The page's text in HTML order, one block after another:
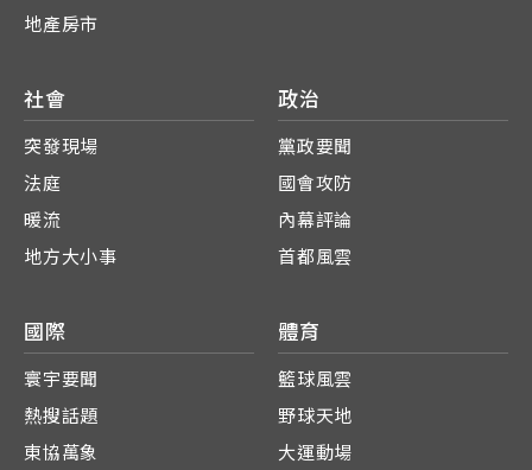
地產房市
社會
突發現場
法庭
暖流
地方大小事
政治
黨政要聞
國會攻防
內幕評論
首都風雲
國際
寰宇要聞
熱搜話題
東協萬象
體育
籃球風雲
野球天地
大運動場